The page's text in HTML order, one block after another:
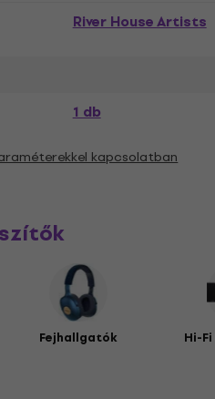
River House Artists
1 db
kapcsolatban
Fejhallgatók Hi-